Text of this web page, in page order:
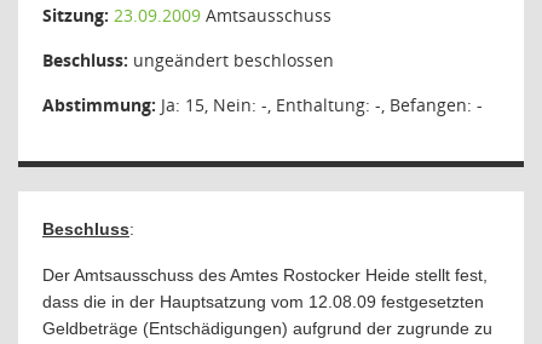
Sitzung: 23.09.2009 Amtsausschuss
Beschluss: ungeändert beschlossen
Abstimmung: Ja: 15, Nein: -, Enthaltung: -, Befangen: -
Beschluss:
Der Amtsausschuss des Amtes Rostocker Heide stellt fest,
dass die in der Hauptsatzung vom 12.08.09 festgesetzten
Geldbeträge (Entschädigungen) aufgrund der zugrunde zu